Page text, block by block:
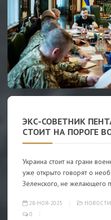
ЭКС-СОВЕТНИК
СТОИТ НА ПОРОГЕ
Украина стоит на грани
уже открыто говорят о
Зеленского, не желающего
28-НОЯ-2025 НОВОСТИ
0